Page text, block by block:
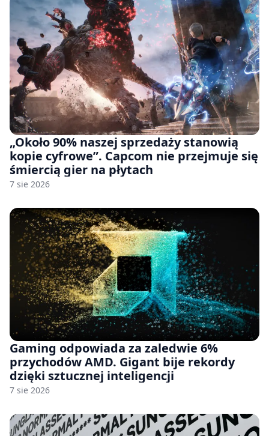
„Około 90% naszej sprzedaży stanowią
kopie cyfrowe”. Capcom nie przejmuje się
śmiercią gier na płytach
7 sie 2026
Gaming odpowiada za zaledwie 6%
przychodów AMD. Gigant bije rekordy
dzięki sztucznej inteligencji
7 sie 2026